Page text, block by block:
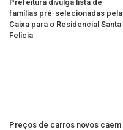
Prefeitura divulga lista de
famílias pré-selecionadas pela
Caixa para o Residencial Santa
Felícia
Preços de carros novos caem